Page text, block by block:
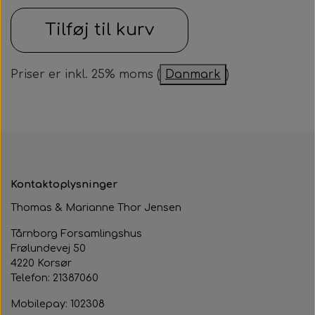
Om huset
Historie
Hjertestarteren
Besøg af kildebakken
Fastelavnsfest
Generalforsamling
Revy
Aften med Phillip Devantier og Benjamin
Samarbejdspartner
Fotograf
Tilføj til kurv
Priser er inkl. 25% moms ( Danmark )
Kontaktoplysninger
Thomas & Marianne Thor Jensen
Tårnborg Forsamlingshus
Frølundevej 50
4220 Korsør
Telefon: 21387060
Mobilepay: 102308